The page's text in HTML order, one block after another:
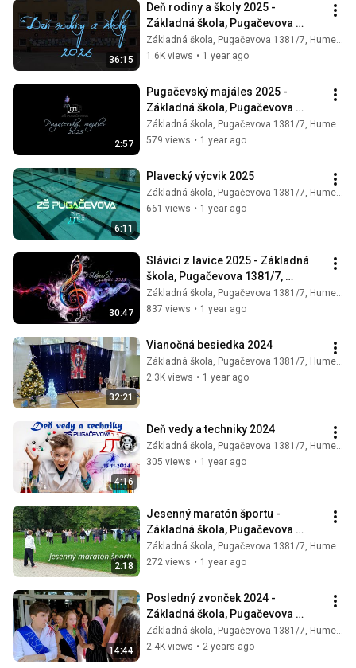
36:15
Deň rodiny a školy 2025 -
Základná škola, Pugačevova
1381/7, Humenné
Základná škola, Pugačevova 1381/7, Humenné
1.6K views • 1 year ago
2:57
Pugačevský majáles 2025 -
Základná škola, Pugačevova
1381/7, Humenné
Základná škola, Pugačevova 1381/7, Humenné
579 views • 1 year ago
6:11
Plavecký výcvik 2025
Základná škola, Pugačevova 1381/7, Humenné
661 views • 1 year ago
30:47
Slávici z lavice 2025 - Základná
škola, Pugačevova 1381/7,
Humenné
Základná škola, Pugačevova 1381/7, Humenné
837 views • 1 year ago
32:21
Vianočná besiedka 2024
Základná škola, Pugačevova 1381/7, Humenné
2.3K views • 1 year ago
4:16
Deň vedy a techniky 2024
Základná škola, Pugačevova 1381/7, Humenné
305 views • 1 year ago
2:18
Jesenný maratón športu -
Základná škola, Pugačevova
1381/7, Humenné
Základná škola, Pugačevova 1381/7, Humenné
272 views • 1 year ago
14:44
Posledný zvonček 2024 -
Základná škola, Pugačevova
1381/7, Humenné
Základná škola, Pugačevova 1381/7, Humenné
2.4K views • 2 years ago